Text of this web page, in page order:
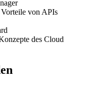
von APIs
des Cloud